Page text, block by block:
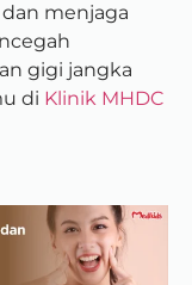
menjaga
gigi jangka
di Klinik MHDC